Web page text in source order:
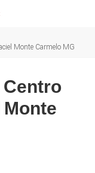
Monte Carmelo MG